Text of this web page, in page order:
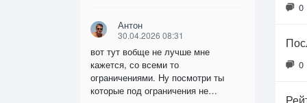
Антон
30.04.2026 08:31
вот тут вобще не лучше мне
кажется, со всеми то
ограничениями. Ну посмотри ты
которые под ограничения не…
0
0